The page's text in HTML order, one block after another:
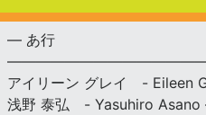
— あ行
アイリーン グレイ - Eileen
浅野 泰弘 - Yasuhiro Asano